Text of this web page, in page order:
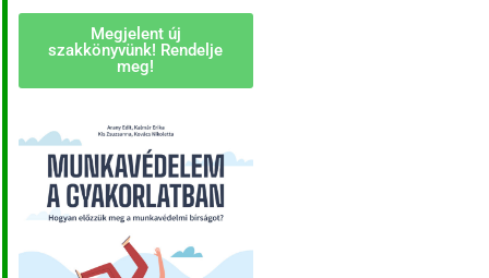
Megjelent új
szakkönyvünk! Rendelje
meg!